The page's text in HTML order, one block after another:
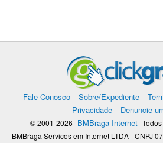
Fale Conosco Sobre/Expediente
Privacidade
Denuncie
© 2001-2026 BMBraga Internet
BMBraga Servicos em Internet LTDA - CNPJ